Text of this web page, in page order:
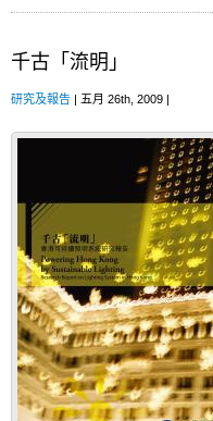
千古「流明」
研究及報告 | 五月 26th, 2009 |